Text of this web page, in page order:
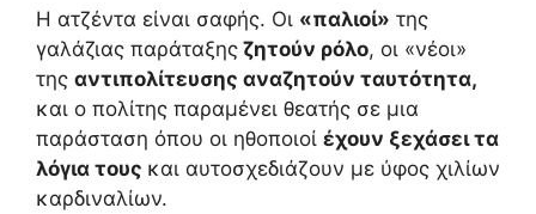
Η ατζέντα είναι σαφής. Οι «παλιοί» της
γαλάζιας παράταξης ζητούν ρόλο, οι «νέοι»
της αντιπολίτευσης αναζητούν ταυτότητα,
και ο πολίτης παραμένει θεατής σε μια
παράσταση όπου οι ηθοποιοί έχουν ξεχάσει τα
λόγια τους και αυτοσχεδιάζουν με ύφος χιλίων
καρδιναλίων.